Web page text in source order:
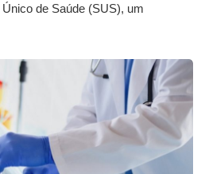
de Saúde (SUS), um